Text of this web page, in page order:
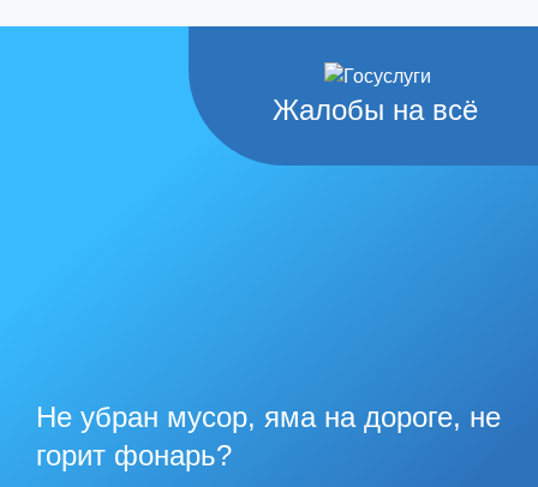
Жалобы на всё
Не убран мусор, яма на дороге, не
горит фонарь?